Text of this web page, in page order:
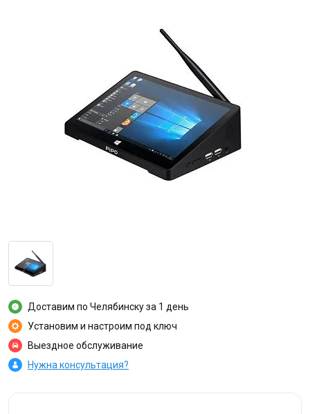
Доставим по Челябинску за 1 день
Установим и настроим под ключ
Выездное обслуживание
Нужна консультация?